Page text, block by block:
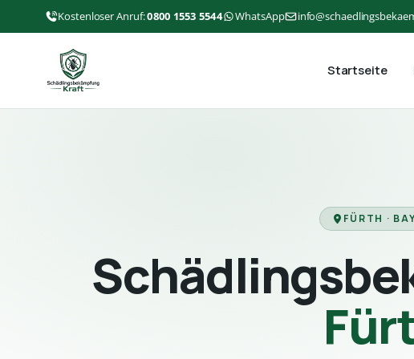
Kostenloser Anruf:0800 1553 5544 WhatsApp
Startseite
FÜRTH ·